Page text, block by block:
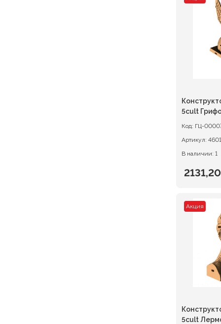
5cult
Код: ГЦ-
Артикул:
В наличии: 1
2131,20
2131,20
Акция
5cult